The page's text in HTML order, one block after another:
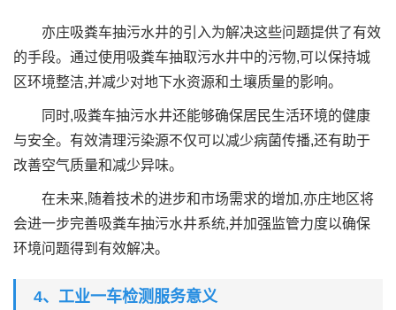
亦庄吸粪车抽污水井的引入为解决这些问题提供了有效
的手段。通过使用吸粪车抽取污水井中的污物,可以保持城
区环境整洁,并减少对地下水资源和土壤质量的影响。
同时,吸粪车抽污水井还能够确保居民生活环境的健康
与安全。有效清理污染源不仅可以减少病菌传播,还有助于
改善空气质量和减少异味。
在未来,随着技术的进步和市场需求的增加,亦庄地区将
会进一步完善吸粪车抽污水井系统,并加强监管力度以确保
环境问题得到有效解决。
4、工业一车检测服务意义